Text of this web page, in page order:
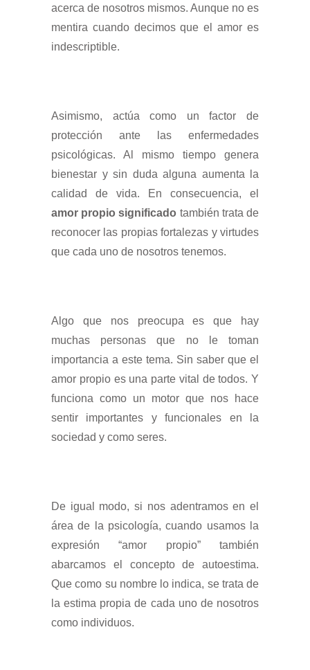
acerca de nosotros mismos. Aunque no es
mentira cuando decimos que el amor es
indescriptible.
Asimismo, actúa como un factor de
protección ante las enfermedades
psicológicas. Al mismo tiempo genera
bienestar y sin duda alguna aumenta la
calidad de vida. En consecuencia, el
amor propio significado también trata de
reconocer las propias fortalezas y virtudes
que cada uno de nosotros tenemos.
Algo que nos preocupa es que hay
muchas personas que no le toman
importancia a este tema. Sin saber que el
amor propio es una parte vital de todos. Y
funciona como un motor que nos hace
sentir importantes y funcionales en la
sociedad y como seres.
De igual modo, si nos adentramos en el
área de la psicología, cuando usamos la
expresión “amor propio” también
abarcamos el concepto de autoestima.
Que como su nombre lo indica, se trata de
la estima propia de cada uno de nosotros
como individuos.